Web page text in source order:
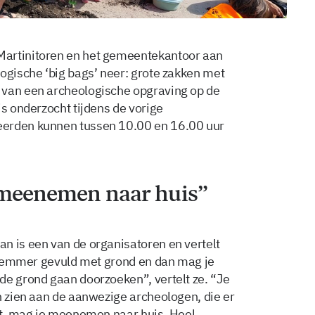
en het gemeentekantoor aan
‘big bags’ neer: grote zakken met
een archeologische opgraving op de
onderzocht tijdens de vorige
kunnen tussen 10.00 en 16.00 uur
naar huis”
is een van de organisatoren en vertelt
gevuld met grond en dan mag je
grond gaan doorzoeken”, vertelt ze. “Je
aan de aanwezige archeologen, die er